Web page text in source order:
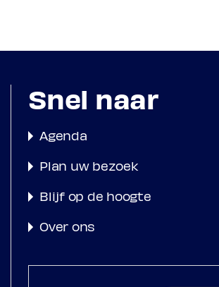
Snel naar
Agenda
Plan uw bezoek
Blijf op de hoogte
Over ons